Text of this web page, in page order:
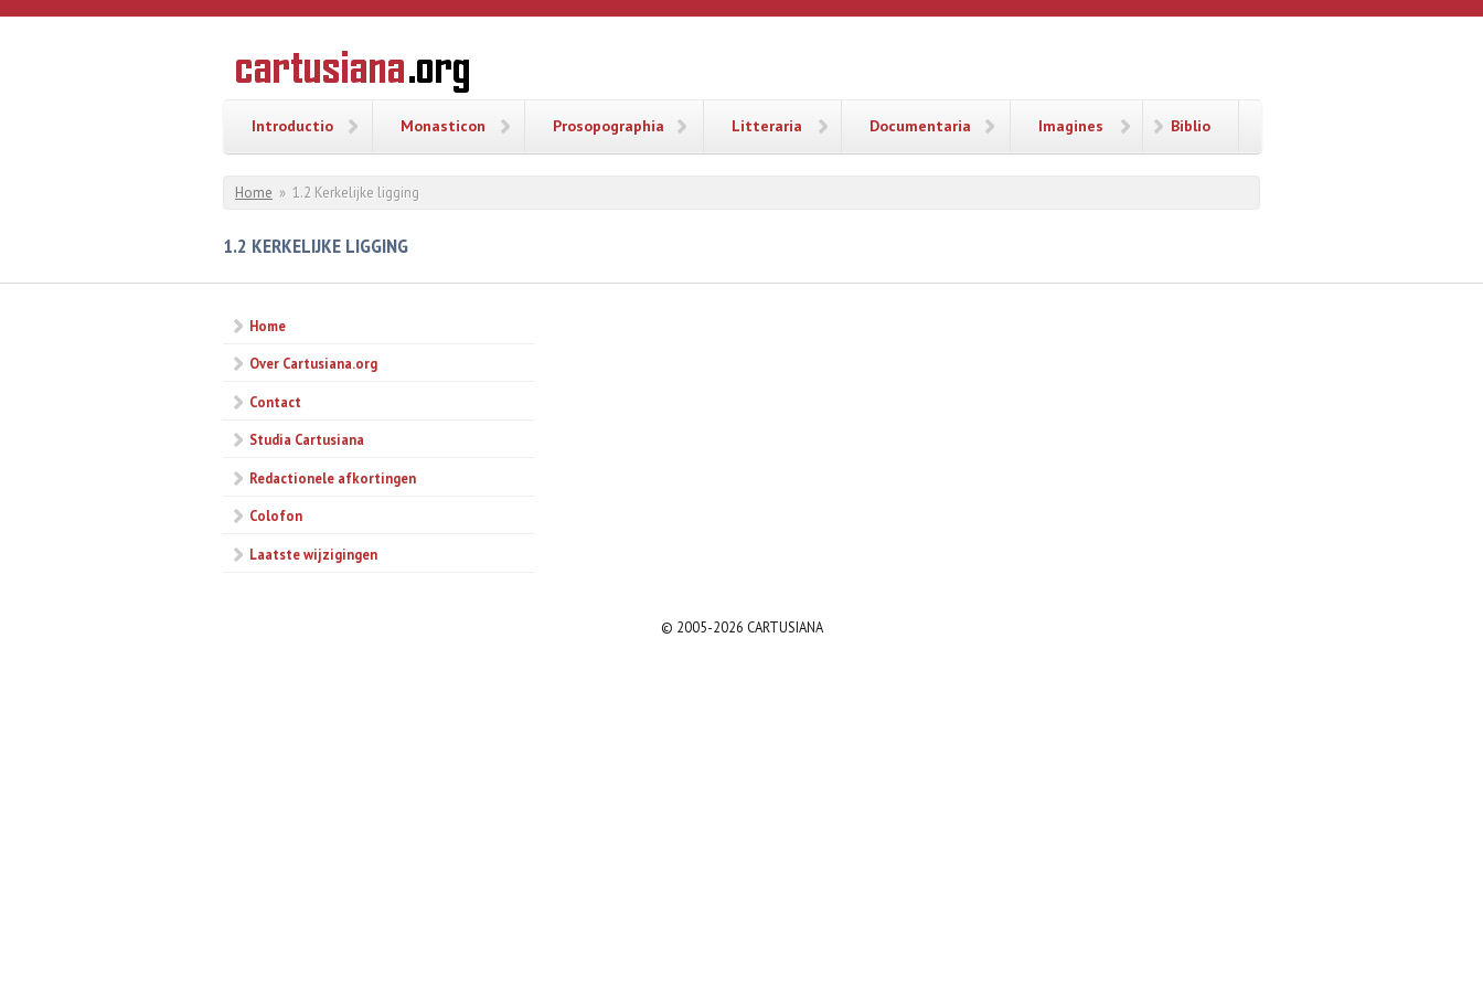
Overslaan en naar de inhoud gaan
CARTUSIANA
Geschiedenis
van de
Introductio Monasticon Prosopographia Litteraria Documentaria Imagines Biblio
U bent hier
Home » 1.2 Kerkelijke ligging
1.2 KERKELIJKE LIGGING
Home
Over Cartusiana.org
Contact
Studia Cartusiana
Redactionele afkortingen
Colofon
Laatste wijzigingen
© 2005-2026 CARTUSIANA